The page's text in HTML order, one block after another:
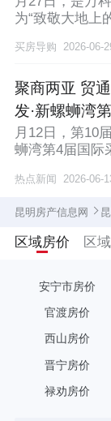
为“致敬大地上
买房导购 2026-06-
聚商两亚 贸
发·新螺蛳湾
月12日，第10
蛳湾第4届国际
热点新闻 2026-06-
昆明房产信息网
区域房价 区
安宁市房价
官渡房价
西山房价
晋宁房价
禄劝房价